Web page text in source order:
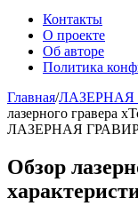
Контакты
О проекте
Об авторе
Политика
Главная/ЛАЗЕРНАЯ
лазерного гравера
ЛАЗЕРНАЯ
Обзор